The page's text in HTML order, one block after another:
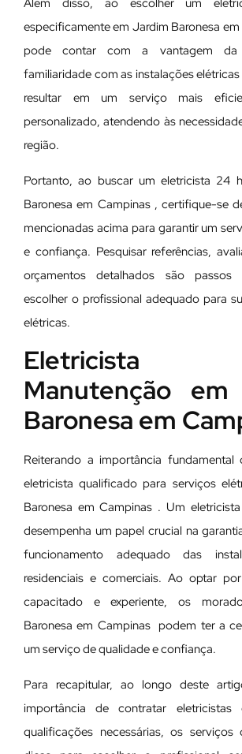
Além disso, ao escolher um
especificamente em Jardim Baronesa
pode contar com a vantagem da
familiaridade com as instalações
resultar em um serviço mais
personalizado, atendendo às
região.
Portanto, ao buscar um eletricista 24
Baronesa em Campinas , certifique-se
mencionadas acima para garantir um
e confiança. Pesquisar referências,
orçamentos detalhados são passos
escolher o profissional adequado para
elétricas.
Manutenção em
Baronesa em
Reiterando a importância fundamental
eletricista qualificado para serviços
Baronesa em Campinas . Um
desempenha um papel crucial na
funcionamento adequado das
residenciais e comerciais. Ao optar
capacitado e experiente, os
Baronesa em Campinas podem ter a
um serviço de qualidade e confiança.
Para recapitular, ao longo deste
importância de contratar eletricistas
qualificações necessárias, os serviços